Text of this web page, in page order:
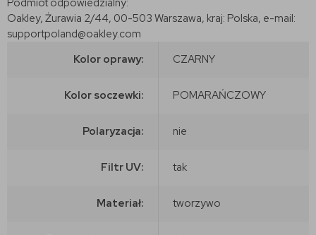
Oakley, Żurawia 2/44, 00-503 Warszawa, kraj: Polska, e-mail:
supportpoland@oakley.com
Kolor oprawy:
CZARNY
Kolor soczewki: POMARAŃCZOWY
Polaryzacja: nie
Filtr UV: tak
Materiał: tworzywo